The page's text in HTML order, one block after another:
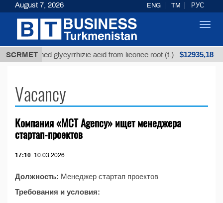
SCRMET
Unrefined glycyrrhizic acid from licorice root (t.) $12935,18
Vacancy
Компания «МСТ Agency» ищет менеджера
стартап-проектов
17:10 10.03.2026
Должность: Менеджер стартап проектов
Требования и условия:
August 7, 2026 ENG TM РУС